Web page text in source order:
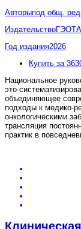
Авторыпод общ.
Издательство
Год издания2026
Купить за
Национальное
это
объединяющее
подходы к медико-
онкологическими
трансляция
практик в